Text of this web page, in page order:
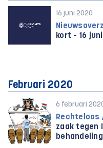
16 juni 2020
kort – 16 juni
Februari 2020
6 februari
Rechteloos
zaak tegen
behandeling